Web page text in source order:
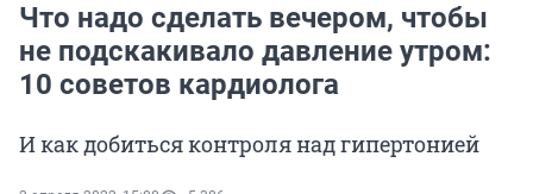
Что надо сделать вечером, чтобы
не подскакивало давление утром:
10 советов кардиолога
И как добиться контроля над гипертонией